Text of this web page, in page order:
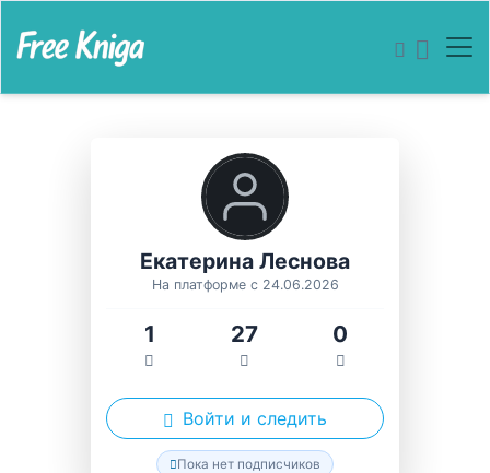
Екатерина Леснова
На платформе с 24.06.2026
1 27 0
Войти и следить
Пока нет подписчиков